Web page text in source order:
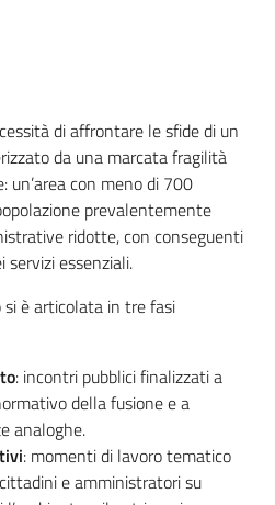
di affrontare le sfide di un
da una marcata fragilità
un’area con meno di 700
prevalentemente
ridotte, con conseguenti
essenziali.
è articolata in tre fasi
: incontri pubblici finalizzati a
della fusione e a
analoghe.
: momenti di lavoro tematico
e amministratori su